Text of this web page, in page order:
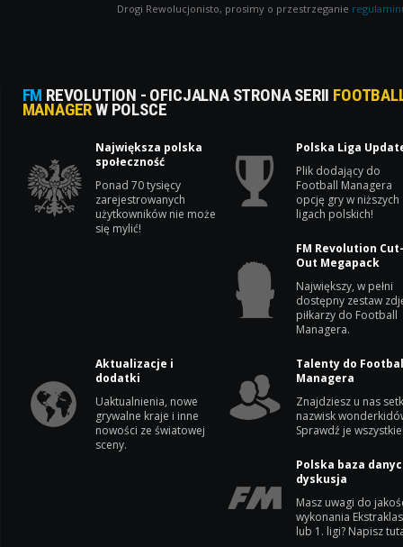
Drogi Rewolucjonisto, prosimy o przestrzeganie
FM REVOLUTION - OFICJALNA STRONA SERII
MANAGERW POLSCE
Największa polska
społeczność
Ponad 70 tysięcy
zarejestrowanych
użytkowników nie może
się mylić!
Polska Liga
Plik dodający do
Football Managera
opcję gry w niższych
ligach polskich!
FM Revolution
Out Megapack
Największy, w pełni
dostępny zestaw
piłkarzy do Football
Managera.
Aktualizacje i
dodatki
Uaktualnienia, nowe
grywalne kraje i inne
nowości ze światowej
sceny.
Talenty do
Managera
Znajdziesz u nas
nazwisk
Sprawdź je
Polska baza
dyskusja
Masz uwagi do
wykonania
lub 1. ligi? Napisz